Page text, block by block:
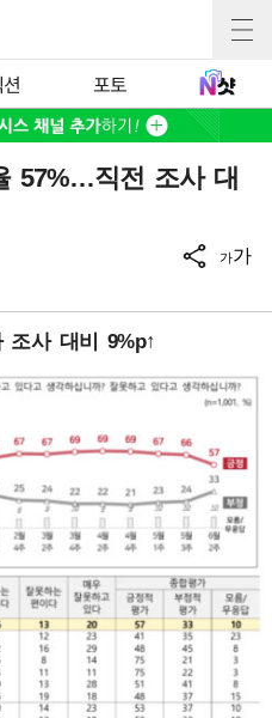
포토
57%…직전 조사 대
가가
조사 대비 9%p↑